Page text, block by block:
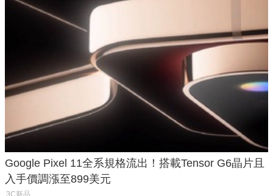
Google Pixel 11全系規格流出！搭載Tensor G6晶片且
入手價調漲至899美元
3C新品